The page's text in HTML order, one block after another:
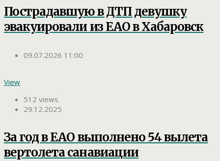
Пострадавшую в ДТП девушку
эвакуировали из ЕАО в Хабаровск
09.07.2026 11:00
View
512 views
29.12.2025
За год в ЕАО выполнено 54 вылета
вертолета санавиации